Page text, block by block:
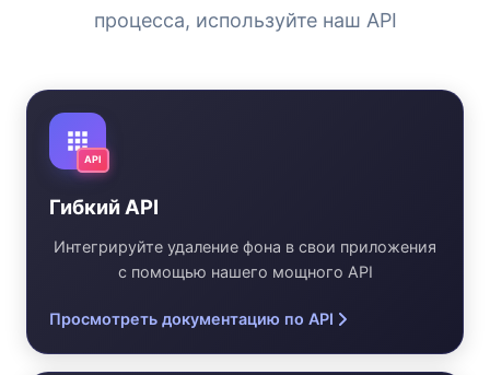
процесса, используйте наш API
API
Гибкий API
Интегрируйте удаление фона в свои приложения
с помощью нашего мощного API
Просмотреть документацию по API